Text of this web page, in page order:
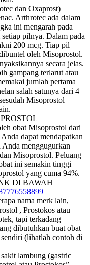
dan Oxaprost)
Arthrotec ada dalam
ini mengarah pada
pilnya. Dalam pada
200 mcg. Tiap pil
oleh Misoprostol.
secara jelas.
gampang terlarut atau
jumlah pertama
salah satunya dari 4
Misoprostol
obat Misoprostol dari
dapat mendapatkan
Anda menggugurkan
Misoprostol. Peluang
ini semakin tinggi
yang cuma 94%.
DI BAWAH
nama merk lain,
, Prostokos atau
tapi terkadang
dibutuhkan buat obat
(lihatlah contoh di
lambung (gastric